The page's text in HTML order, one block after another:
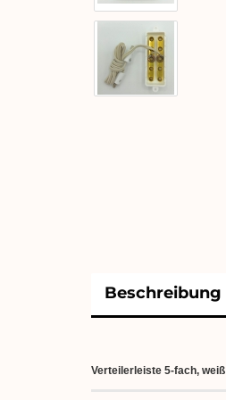
Beschreibung
Verteilerleiste 5-fach, weiß